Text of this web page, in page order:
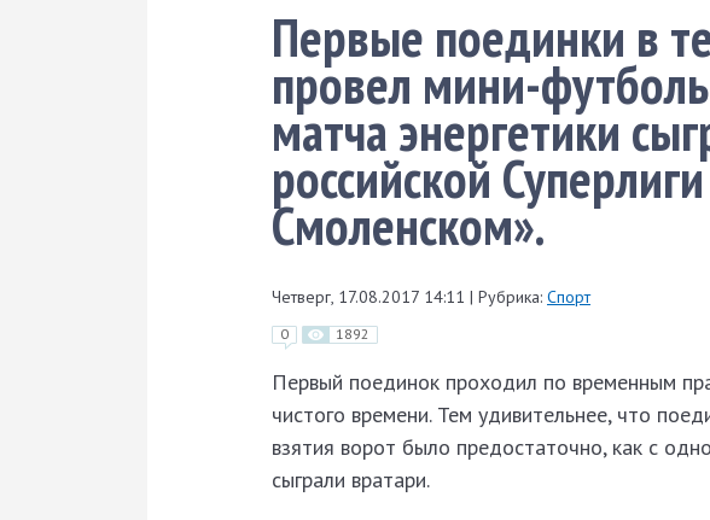
Первые поединки в
провел мини-
матча энергетики
российской
Смоленском».
Четверг, 17.08.2017 14:11 | Рубрика: Спорт
0 1892
Первый поединок проходил по временным
чистого времени. Тем удивительнее, что
взятия ворот было предостаточно, как с
сыграли вратари.